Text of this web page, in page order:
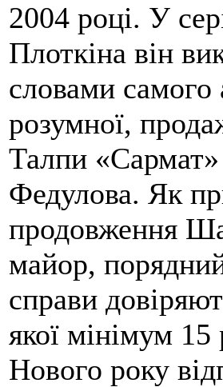
2004 році. У
Плоткіна він
словами самого
розумної,
Талпи «Сармат»
Федулова. Як
продовження
майор,
справи
якої мінімум
Нового року